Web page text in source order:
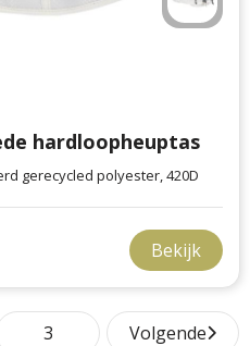
hardloopheuptas
gerecycled polyester, 420D
Bekijk
3 Volgende